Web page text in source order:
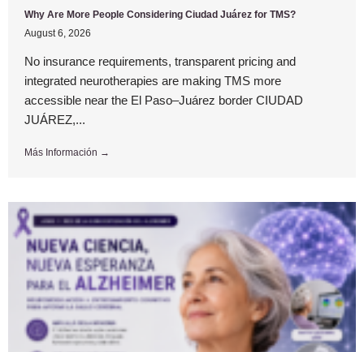
Why Are More People Considering Ciudad Juárez for TMS?
August 6, 2026
No insurance requirements, transparent pricing and
integrated neurotherapies are making TMS more
accessible near the El Paso–Juárez border CIUDAD
JUÁREZ,...
Más Información →